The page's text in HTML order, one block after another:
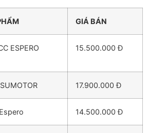
GIÁ BÁN
ESPERO
15.500.000 Đ
17.900.000 Đ
14.500.000 Đ